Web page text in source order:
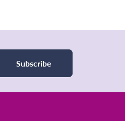
Subscribe